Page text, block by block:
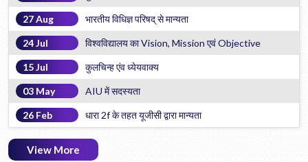
27 Aug भारतीय विधिज्ञ परिषद् से मान्यता
24 Jul विश्वविद्यालय का Vision, Mission एवं Objective
15 Jul कुलचिन्ह एंव ध्येयवाक्य
03 May AIU में सदस्यता
26 Feb धारा 2f के तहत यूजीसी द्वारा मान्यता
View More